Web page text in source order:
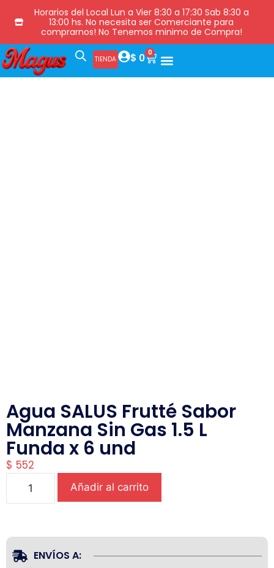
Horarios del Local Lun a Vier 8:30 a 17:30 Sab 8:30 a
13:00 hs. No necesita ser Comerciante para
comprarnos! No Tenemos minimo de Compra!
TIENDA $ 0 0
Agua SALUS Frutté Sabor
Manzana Sin Gas 1.5 L
Funda x 6 und
$ 552
Añadir al carrito
ENVÍOS A: